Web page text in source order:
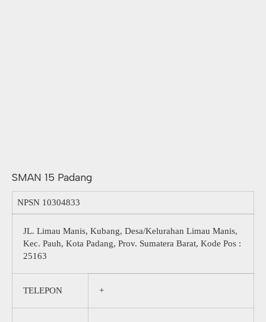
SMAN 15 Padang
NPSN 10304833
JL. Limau Manis, Kubang, Desa/Kelurahan Limau Manis,
Kec. Pauh, Kota Padang, Prov. Sumatera Barat, Kode Pos :
25163
TELEPON +